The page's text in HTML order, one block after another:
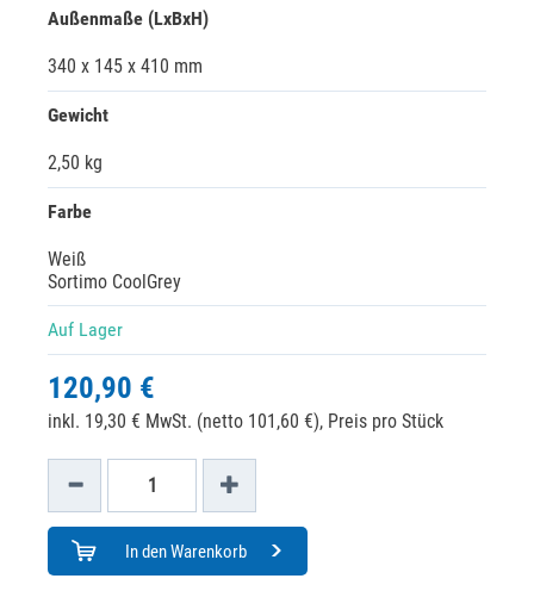
Außenmaße (LxBxH)
340 x 145 x 410 mm
Gewicht
2,50 kg
Farbe
Weiß
Sortimo CoolGrey
Auf Lager
120,90 €
inkl. 19,30 € MwSt. (netto 101,60 €), Preis pro Stück
In den Warenkorb